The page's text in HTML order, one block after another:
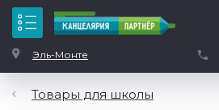
Эль-Монте
Каталог
Товары для школы